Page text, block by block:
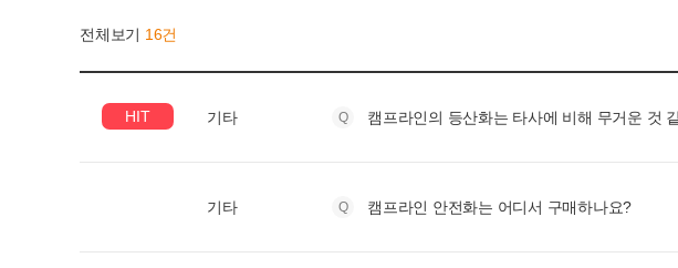
전체보기 16건
HIT 기타 캠프라인의 등산화는 타사에 비해 무거운 것
기타 캠프라인 안전화는 어디서 구매하나요?